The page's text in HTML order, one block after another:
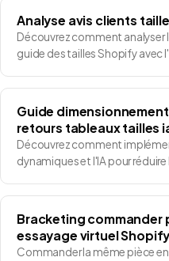
Analyse avis clients
Découvrez comment analyser
guide des tailles Shopify avec
Guide
retours tableaux tailles
Découvrez comment
dynamiques et l'IA pour réduire
Bracketing commander
essayage virtuel Shopify
Commander la même pièce